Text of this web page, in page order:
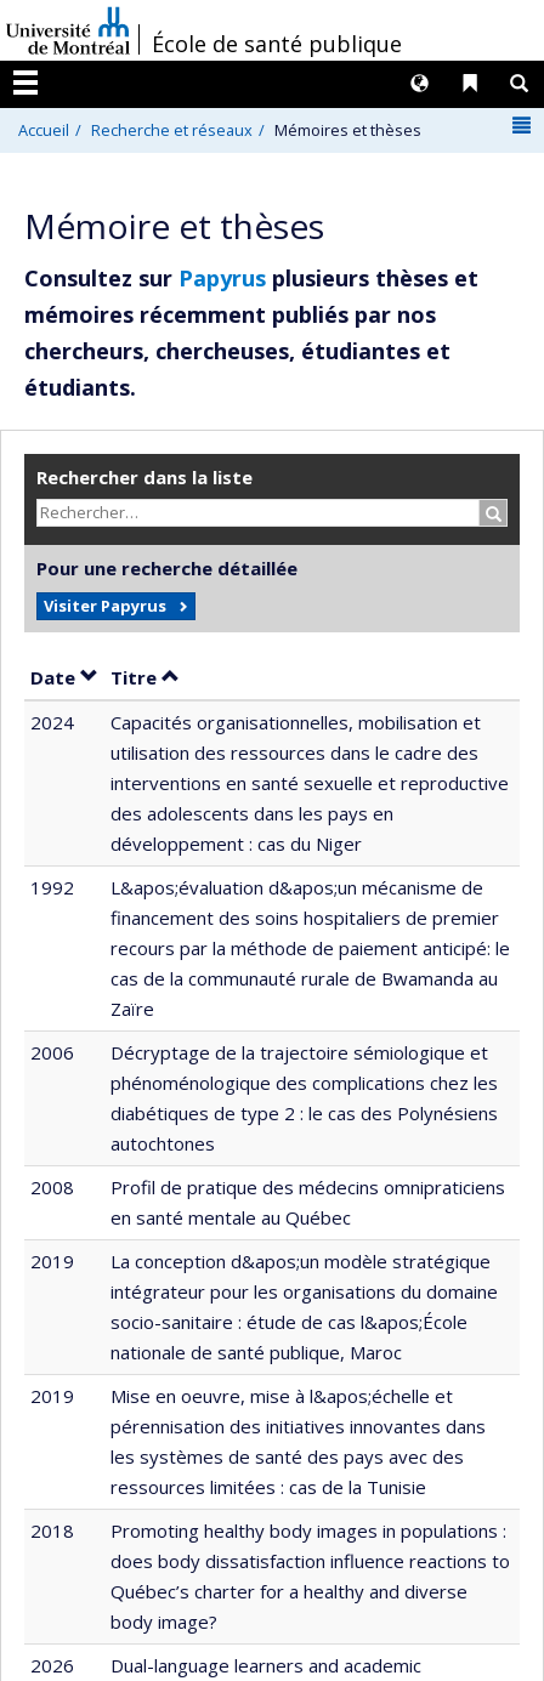
au
contenu
/École de santé publique
Menu
Liens
Langues
Accueil Recherche et réseaux Mémoires et thèses
Mémoire et thèses
Consultez sur Papyrus plusieurs thèses et
mémoires récemment publiés par nos
chercheurs, chercheuses, étudiantes et
étudiants.
Rechercher dans la liste
Pour une recherche détaillée
Visiter Papyrus
Date Trier par date en ordre croissant
Titre Trier par titre en ordre croissant
2024
Capacités organisationnelles, mobilisation et
utilisation des ressources dans le cadre des
interventions en santé sexuelle et reproductive
des adolescents dans les pays en
développement : cas du Niger
1992
L&apos;évaluation d&apos;un mécanisme de
financement des soins hospitaliers de premier
recours par la méthode de paiement anticipé: le
cas de la communauté rurale de Bwamanda au
Zaïre
2006
Décryptage de la trajectoire sémiologique et
phénoménologique des complications chez les
diabétiques de type 2 : le cas des Polynésiens
autochtones
2008
Profil de pratique des médecins omnipraticiens
en santé mentale au Québec
2019
La conception d&apos;un modèle stratégique
intégrateur pour les organisations du domaine
socio-sanitaire : étude de cas l&apos;École
nationale de santé publique, Maroc
2019
Mise en oeuvre, mise à l&apos;échelle et
pérennisation des initiatives innovantes dans
les systèmes de santé des pays avec des
ressources limitées : cas de la Tunisie
2018
Promoting healthy body images in populations :
does body dissatisfaction influence reactions to
Québec’s charter for a healthy and diverse
body image?
2026
Dual-language learners and academic